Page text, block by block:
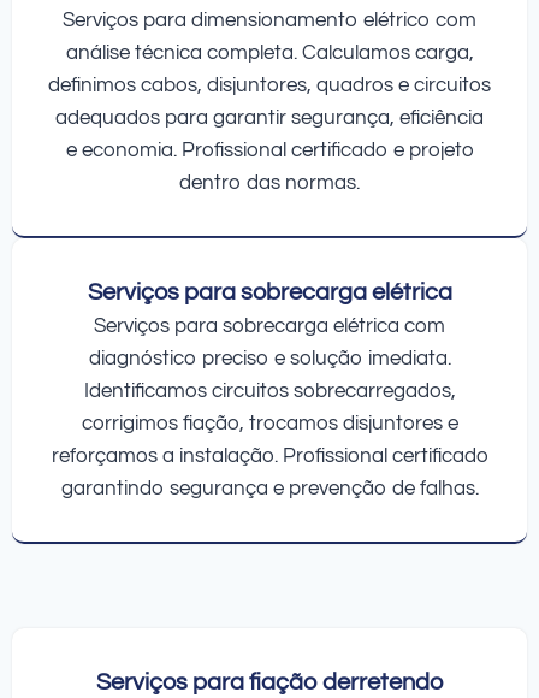
Serviços para dimensionamento elétrico com
análise técnica completa. Calculamos carga,
definimos cabos, disjuntores, quadros e circuitos
adequados para garantir segurança, eficiência
e economia. Profissional certificado e projeto
dentro das normas.
Serviços para sobrecarga elétrica
Serviços para sobrecarga elétrica com
diagnóstico preciso e solução imediata.
Identificamos circuitos sobrecarregados,
corrigimos fiação, trocamos disjuntores e
reforçamos a instalação. Profissional certificado
garantindo segurança e prevenção de falhas.
Serviços para fiação derretendo